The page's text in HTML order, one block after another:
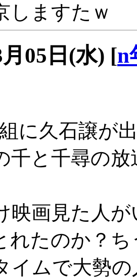
しますたｗ
05日(水) [n
に久石譲が
千と千尋の
映画見た人
れたのか？
イムで大勢